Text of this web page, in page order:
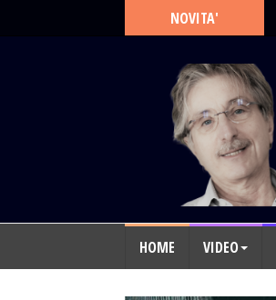
NOVITA'
HOME VIDEO